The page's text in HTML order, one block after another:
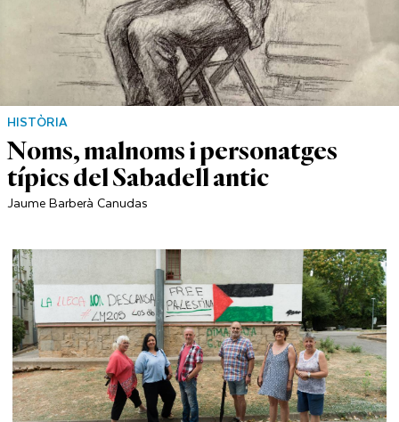
HISTÒRIA
Noms, malnoms i personatges
típics del Sabadell antic
Jaume Barberà Canudas